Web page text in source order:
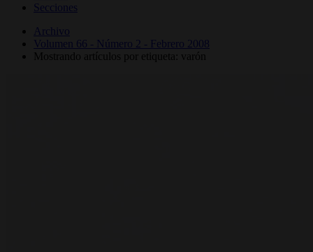
Secciones
Archivo
Volumen 66 - Número 2 - Febrero 2008
Mostrando artículos por etiqueta: varón